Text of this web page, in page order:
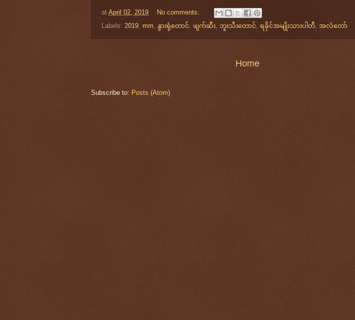
at April 02, 2019
No comments:
Labels: 2019 mm နွားရုံတောင် ဖျက်ဆီး ဘူးသီးတောင် ရခိုင်အမျိုးသားပါတီ အလံတော်
Home
Subscribe to: Posts (Atom)